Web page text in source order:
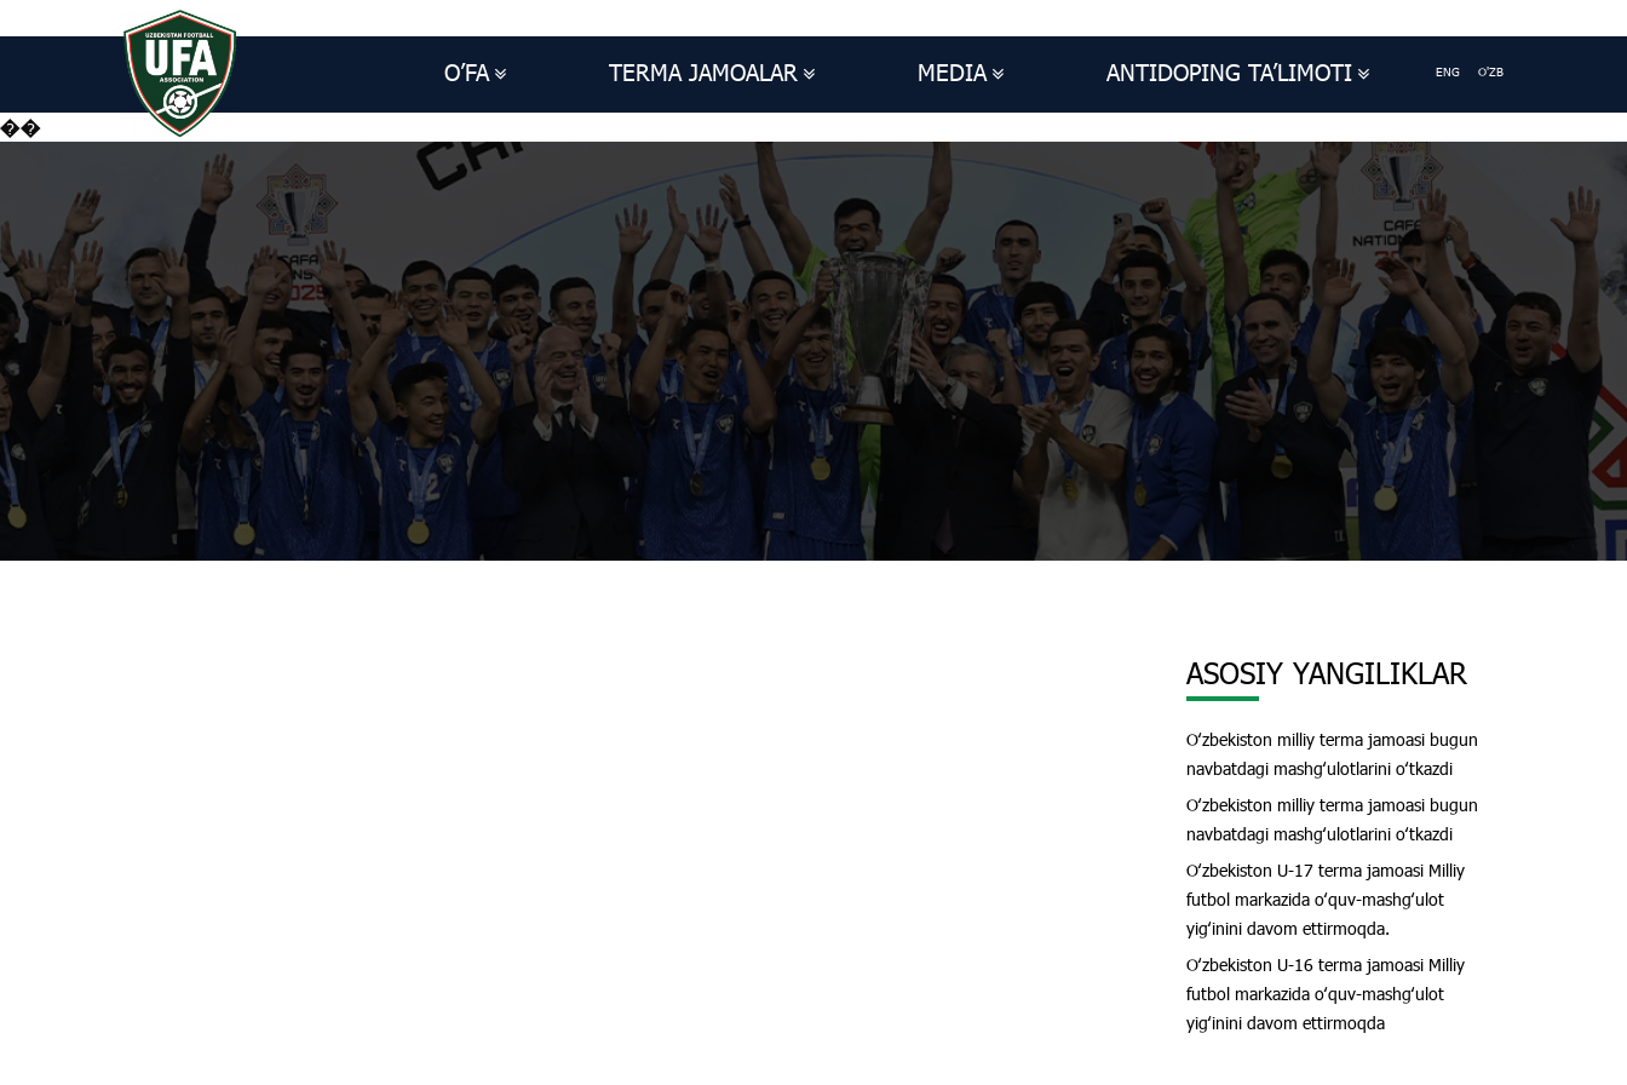
O’FA TERMA JAMOALAR MEDIA ANTIDOPING TA’LIMOTI ENG O'ZB
��
ASOSIY YANGILIKLAR
Oʻzbekiston milliy terma jamoasi bugun
navbatdagi mashgʻulotlarini oʻtkazdi
Oʻzbekiston milliy terma jamoasi bugun
navbatdagi mashgʻulotlarini oʻtkazdi
Oʻzbekiston U-17 terma jamoasi Milliy
futbol markazida oʻquv-mashgʻulot
yigʻinini davom ettirmoqda.
Oʻzbekiston U-16 terma jamoasi Milliy
futbol markazida oʻquv-mashgʻulot
yigʻinini davom ettirmoqda